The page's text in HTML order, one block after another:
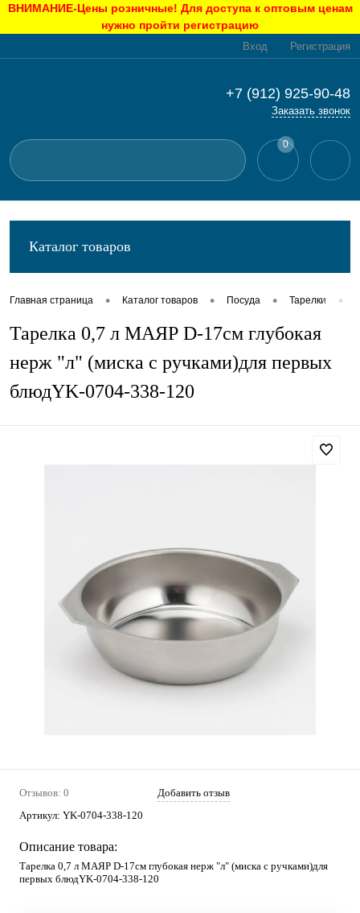
ВНИМАНИЕ-Цены розничные! Для доступа к оптовым ценам
нужно пройти регистрацию
Вход Регистрация
+7 (912) 925-90-48
Заказать звонок
0
Каталог товаров
Главная страница • Каталог товаров • Посуда • Тарелки •
Тарелка 0,7 л МАЯР D-17см глубокая
нерж "л" (миска с ручками)для первых
блюдYK-0704-338-120
Отзывов: 0
Добавить отзыв
Артикул: YK-0704-338-120
Описание товара:
Тарелка 0,7 л МАЯР D-17см глубокая нерж "л" (миска с ручками)для
первых блюдYK-0704-338-120